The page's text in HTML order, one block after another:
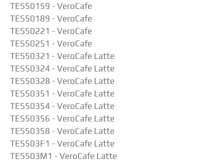
TES50159 - VeroCafe
TES50189 - VeroCafe
TES50221 - VeroCafe
TES50251 - VeroCafe
TES50321 - VeroCafe Latte
TES50324 - VeroCafe Latte
TES50328 - VeroCafe Latte
TES50351 - VeroCafe Latte
TES50354 - VeroCafe Latte
TES50356 - VeroCafe Latte
TES50358 - VeroCafe Latte
TES503F1 - VeroCafe Latte
TES503M1 - VeroCafe Latte